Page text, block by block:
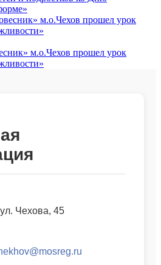
м.о.Чехов прошел урок
Чехова, 45